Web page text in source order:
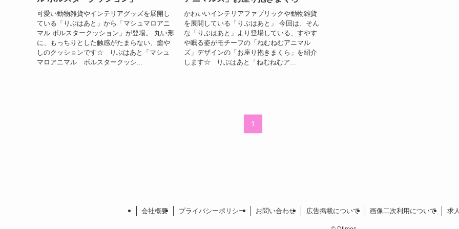
可愛い動物雑貨やインテリアグッズを展開し
ている「りぶはあと」から「マシュマロアニ
マル ボルスタークッション」が登場。 丸い形
に、もっちりとした触感がたまらない、癒や
しのクッションです☆ りぶはあと「マシュ
マロアニマル ボルスタークッシ...
かわいいインテリアファブリックや動物雑貨
を展開している「りぶはあと」 今回は、そん
な「りぶはあと」より登場している、すやす
や眠る姿がモチーフの「ねむねむアニマル
ズ」デザインの「お座り抱きまくら」を紹介
します☆ りぶはあと「ねむねむア...
1
会社概要 プライバシーポリシー お問い合わせ 広告掲載について 画像二次利用について 求